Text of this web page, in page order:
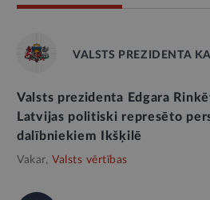
VALSTS PREZIDENTA
Valsts prezidenta Edgara
Latvijas politiski represēto
dalībniekiem Ikšķilē
Vakar, Valsts vērtības